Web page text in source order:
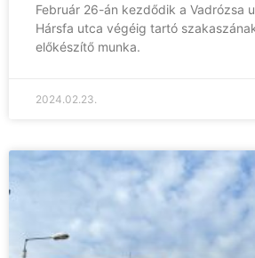
Február 26-án kezdődik a Vadrózsa
Hársfa utca végéig tartó
előkészítő munka.
2024.02.23.